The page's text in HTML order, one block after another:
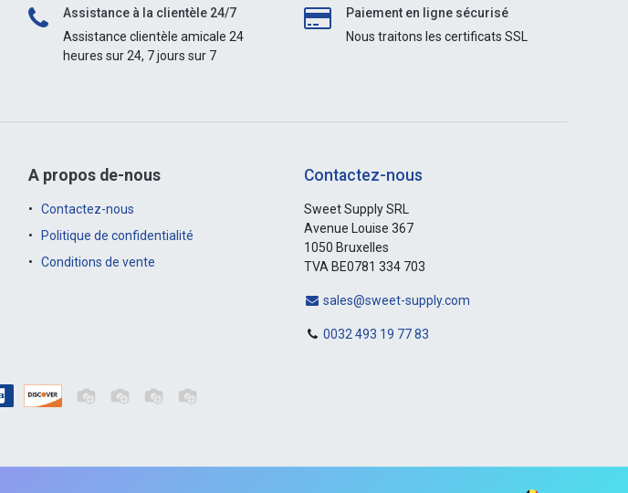
Assistance à la clientèle 24/7
Assistance clientèle amicale 24
heures sur 24, 7 jours sur 7
Paiement en ligne sécurisé
Nous traitons les certificats SSL
A propos de-nous
Contactez-nous
Politique de confidentialité
Conditions de vente
Contactez-nous
Sweet Supply SRL
Avenue Louise 367
1050 Bruxelles
TVA BE0781 334 703
sales@sweet-supply.com
0032 493 19 77 83